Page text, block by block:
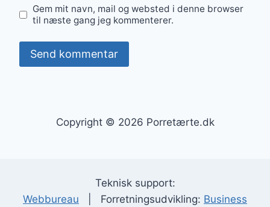
Gem mit navn, mail og websted i denne browser
til næste gang jeg kommenterer.
Copyright © 2026 Porretærte.dk
Teknisk support:
Webbureau | Forretningsudvikling: Business